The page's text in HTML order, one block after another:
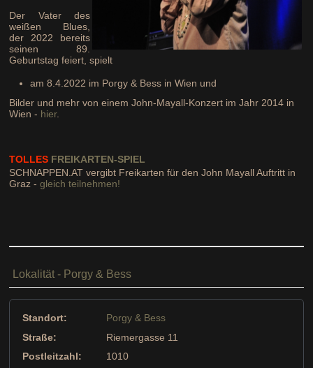
Der Vater des
weißen Blues,
der 2022 bereits
seinen 89.
Geburtstag feiert, spielt
am 8.4.2022 im Porgy & Bess in Wien und
Bilder und mehr von einem John-Mayall-Konzert im Jahr 2014 in
Wien - hier.
TOLLES FREIKARTEN-SPIEL
SCHNAPPEN.AT vergibt Freikarten für den John Mayall Auftritt in
Graz - gleich teilnehmen!
Lokalität - Porgy & Bess
Standort:
Porgy & Bess
Straße:
Riemergasse 11
Postleitzahl:
1010